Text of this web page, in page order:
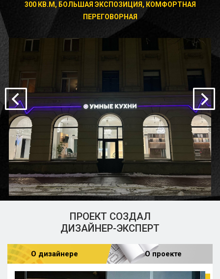
300 КВ.М, БОЛЬШАЯ ЭКСПОЗИЦИЯ, КОМФОРТНАЯ
ПЕРЕГОВОРНАЯ
ПРОЕКТ СОЗДАЛ
ДИЗАЙНЕР-ЭКСПЕРТ
О дизайнере О проекте